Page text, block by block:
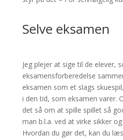
Selve eksamen
Jeg plejer at sige til de elever,
eksamensforberedelse
eksamen som et slags
i den tid, som eksamen varer.
det så om at spille spillet så
man b.l.a. ved at virke sikker
Hvordan du gør det, kan du